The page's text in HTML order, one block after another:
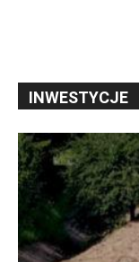
INWESTYCJE